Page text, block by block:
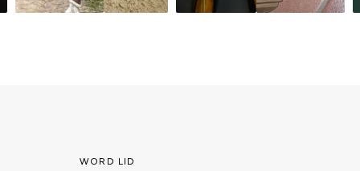
WORD LID